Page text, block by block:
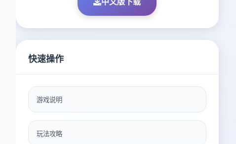
快速操作
游戏说明
玩法攻略